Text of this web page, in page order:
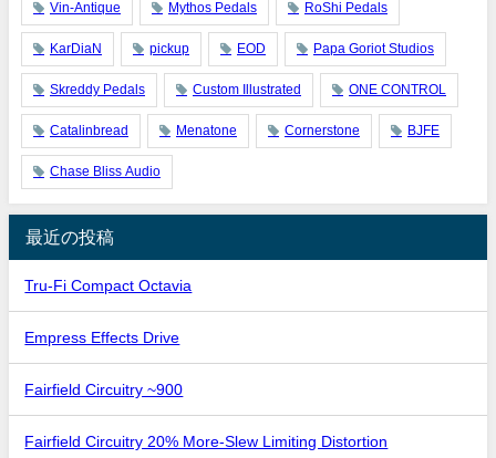
Vin-Antique Mythos Pedals RoShi Pedals
KarDiaN pickup EOD Papa Goriot Studios
Skreddy Pedals Custom Illustrated ONE CONTROL
Catalinbread Menatone Cornerstone BJFE
Chase Bliss Audio
最近の投稿
Tru-Fi Compact Octavia
Empress Effects Drive
Fairfield Circuitry ~900
Fairfield Circuitry 20% More-Slew Limiting Distortion